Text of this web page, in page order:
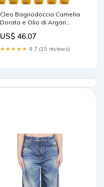
Cleo Bagnodoccia Camelia
Dorata e Olio di Argan
Kamelie und Arganöl –
12x750 ml italienisch
Original + kostenlos polpa
US$ 46.07
★★★★★ 4.7 (15 reviews)